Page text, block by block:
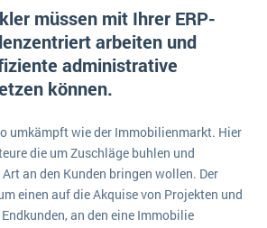
eines CRM-Systems
ERP-Software für Konzerne
- Ein Leitfaden für Unternehmen
Lieferanten
müssen mit Ihrer ERP-
arbeiten und
administrative
können.
umkämpft wie der Immobilienmarkt. Hier
die um Zuschläge buhlen und
an den Kunden bringen wollen. Der
einen auf die Akquise von Projekten und
an den eine Immobilie